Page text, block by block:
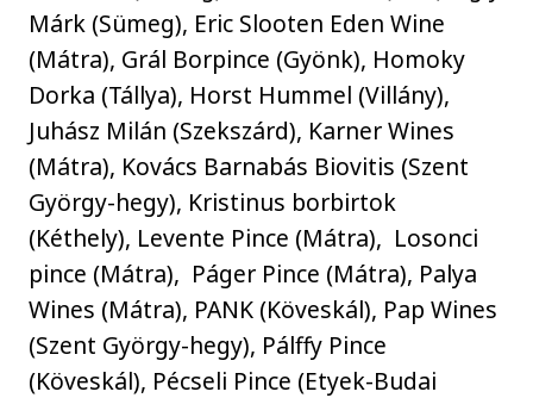
Márk (Sümeg), Eric Slooten Eden Wine
(Mátra), Grál Borpince (Gyönk), Homoky
Dorka (Tállya), Horst Hummel (Villány),
Juhász Milán (Szekszárd), Karner Wines
(Mátra), Kovács Barnabás Biovitis (Szent
György-hegy), Kristinus borbirtok
(Kéthely), Levente Pince (Mátra), Losonci
pince (Mátra), Páger Pince (Mátra), Palya
Wines (Mátra), PANK (Köveskál), Pap Wines
(Szent György-hegy), Pálffy Pince
(Köveskál), Pécseli Pince (Etyek-Budai